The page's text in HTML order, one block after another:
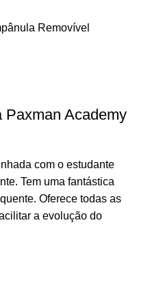
Removível
Paxman Academy
com o estudante
Tem uma fantástica
Oferece todas as
a evolução do